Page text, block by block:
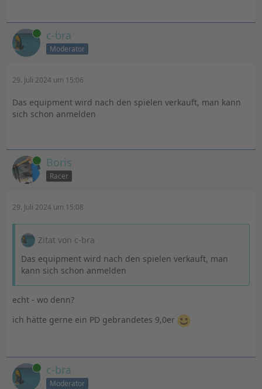
Online c-bra
Moderator
29. Juli 2024 um 15:06
Das equipment wird nach den spielen verkauft, man kann
sich schon anmelden
Online Boris
Racer
29. Juli 2024 um 15:08
Zitat von c-bra
Das equipment wird nach den spielen verkauft, man
kann sich schon anmelden
echt - wo denn?
ich hätte gerne ein PD gebrandetes 9,0er
Online c-bra
Moderator